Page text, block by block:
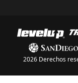
2026 Derechos